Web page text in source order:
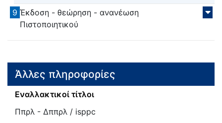
9 Έκδοση - θεώρηση - ανανέωση
Πιστοποιητικού
Άλλες πληροφορίες
Εναλλακτικοί τίτλοι
Ππρλ - Δππρλ / isppc